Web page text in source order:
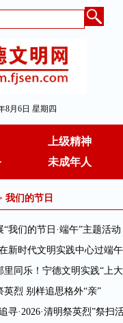
8月6日 星期四
上级精神
未成年人
我们的节日
我们的节日·端午”主题活动
新时代文明实践中心过端
里同乐！宁德文明实践“上
英烈 别样追思格外“亲”
寻·2026·清明祭英烈”祭扫